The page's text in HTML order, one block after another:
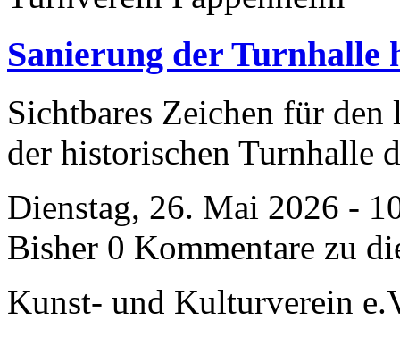
Sanierung der Turnhalle
Sichtbares Zeichen für
der historischen Turnhalle
Dienstag, 26. Mai 2026 -
Bisher 0 Kommentare zu
Kunst- und Kulturverein